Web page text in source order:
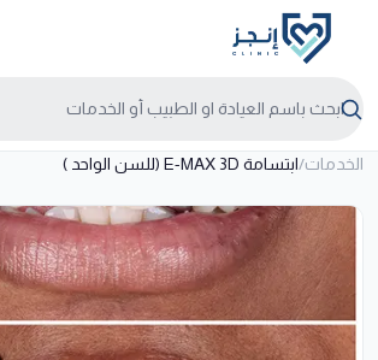
الخدمات/ابتسامة E-MAX 3D (للسن الواحد )